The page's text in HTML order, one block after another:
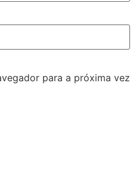
para a próxima vez